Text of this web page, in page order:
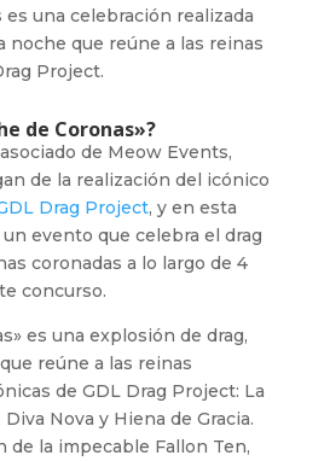
una celebración realizada
noche que reúne a las reinas
Project.
de Coronas»?
de Meow Events,
de la realización del icónico
Drag Project, y en esta
evento que celebra el drag
coronadas a lo largo de 4
concurso.
es una explosión de drag,
reúne a las reinas
de GDL Drag Project: La
Nova y Hiena de Gracia.
de la impecable Fallon Ten,